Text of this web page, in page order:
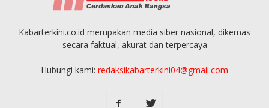
Kabarterkini.co.id merupakan media siber nasional, dikemas
secara faktual, akurat dan terpercaya
Hubungi kami: redaksikabarterkini04@gmail.com